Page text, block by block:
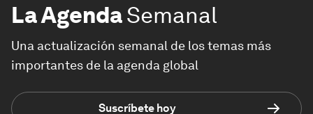
La AgendaSemanal
Una actualización semanal de los temas más
importantes de la agenda global
Suscríbete hoy